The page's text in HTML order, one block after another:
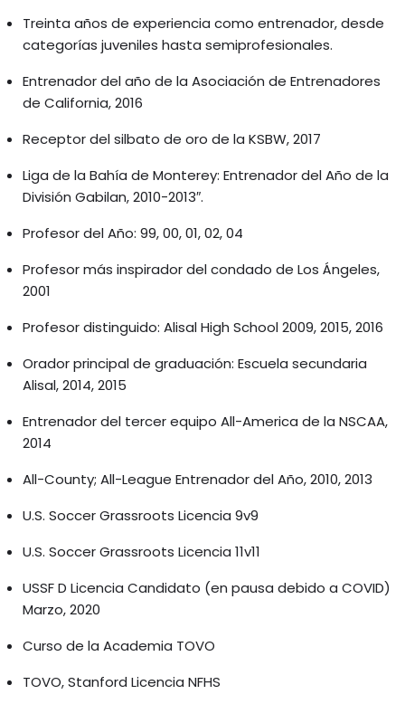
Treinta años de experiencia como entrenador, desde
categorías juveniles hasta semiprofesionales.
Entrenador del año de la Asociación de Entrenadores
de California, 2016
Receptor del silbato de oro de la KSBW, 2017
Liga de la Bahía de Monterey: Entrenador del Año de la
División Gabilan, 2010-2013″.
Profesor del Año: 99, 00, 01, 02, 04
Profesor más inspirador del condado de Los Ángeles,
2001
Profesor distinguido: Alisal High School 2009, 2015, 2016
Orador principal de graduación: Escuela secundaria
Alisal, 2014, 2015
Entrenador del tercer equipo All-America de la NSCAA,
2014
All-County; All-League Entrenador del Año, 2010, 2013
U.S. Soccer Grassroots Licencia 9v9
U.S. Soccer Grassroots Licencia 11v11
USSF D Licencia Candidato (en pausa debido a COVID)
Marzo, 2020
Curso de la Academia TOVO
TOVO, Stanford Licencia NFHS